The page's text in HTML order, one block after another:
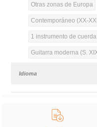
Otras zonas de Europa
Contemporáneo (XX-
1 instrumento de
Guitarra moderna (S.
Idioma